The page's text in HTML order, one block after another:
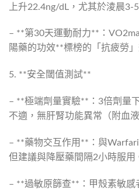
上升22.4ng/dL，尤其於淩晨3-
– **第30天運動耐力**：
陽藥的功效**標榜的「抗疲勞」
5. **安全閾值測試**
– **極端劑量實驗**：3倍劑量
不適，無肝腎功能異常（附血
– **藥物交互作用**：與
但建議與降壓藥間隔2小時服用
– **過敏原篩查**：甲殼素敏